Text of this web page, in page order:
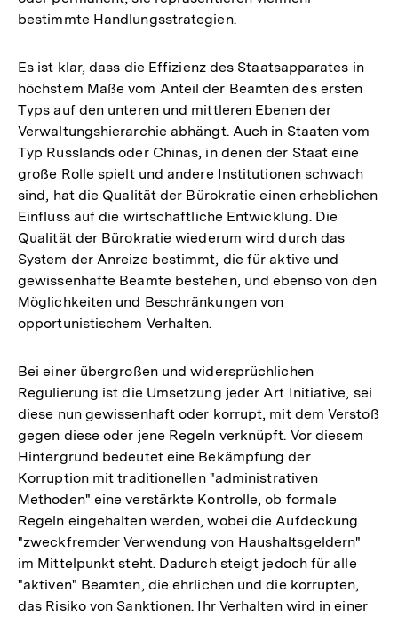
bestimmte Handlungsstrategien.
Es ist klar, dass die Effizienz des Staatsapparates in
höchstem Maße vom Anteil der Beamten des ersten
Typs auf den unteren und mittleren Ebenen der
Verwaltungshierarchie abhängt. Auch in Staaten vom
Typ Russlands oder Chinas, in denen der Staat eine
große Rolle spielt und andere Institutionen schwach
sind, hat die Qualität der Bürokratie einen erheblichen
Einfluss auf die wirtschaftliche Entwicklung. Die
Qualität der Bürokratie wiederum wird durch das
System der Anreize bestimmt, die für aktive und
gewissenhafte Beamte bestehen, und ebenso von den
Möglichkeiten und Beschränkungen von
opportunistischem Verhalten.
Bei einer übergroßen und widersprüchlichen
Regulierung ist die Umsetzung jeder Art Initiative, sei
diese nun gewissenhaft oder korrupt, mit dem Verstoß
gegen diese oder jene Regeln verknüpft. Vor diesem
Hintergrund bedeutet eine Bekämpfung der
Korruption mit traditionellen "administrativen
Methoden" eine verstärkte Kontrolle, ob formale
Regeln eingehalten werden, wobei die Aufdeckung
"zweckfremder Verwendung von Haushaltsgeldern"
im Mittelpunkt steht. Dadurch steigt jedoch für alle
"aktiven" Beamten, die ehrlichen und die korrupten,
das Risiko von Sanktionen. Ihr Verhalten wird in einer